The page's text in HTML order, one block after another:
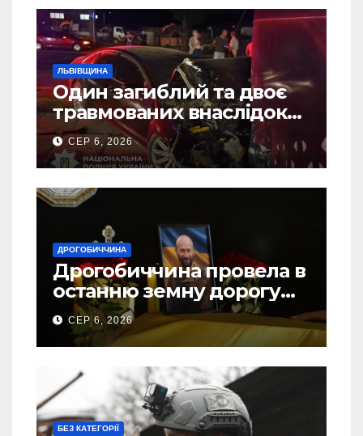
ЛЬВІВЩИНА
Один загиблий та двоє
травмованих внаслідок
ДТП на Самбірщині
СЕР 6, 2026
ДРОГОБИЧЧИНА
Дрогобиччина провела в
останню земну дорогу
свого Захисника – Олега
Торського
СЕР 6, 2026
БЕЗ КАТЕГОРІЇ